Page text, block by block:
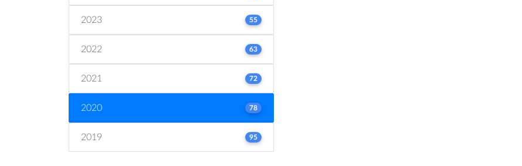
2023 55
2022 63
2021 72
2020 78
2019 95